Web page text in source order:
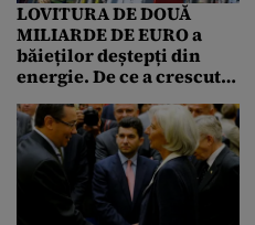
LOVITURA DE DOUĂ
MILIARDE DE EURO a
băieților deștepți din
energie. De ce a crescut
românilor. RAPORT AL
CURȚII DE CONTURI